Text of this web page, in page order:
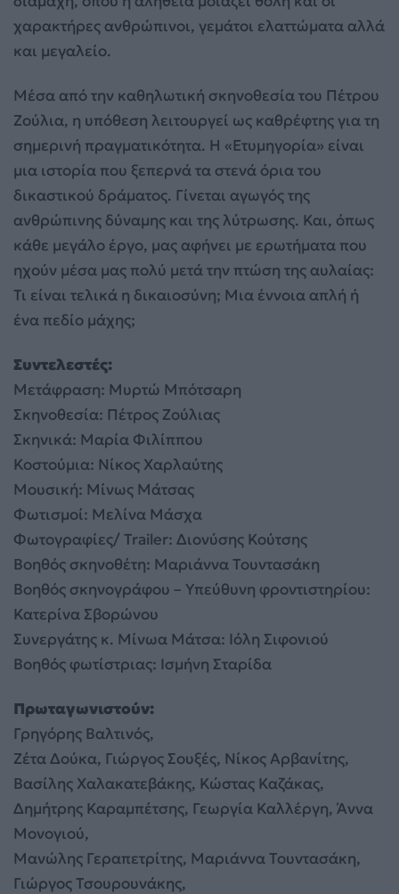
χαρακτήρες ανθρώπινοι, γεμάτοι ελαττώματα αλλά
και μεγαλείο.
Μέσα από την καθηλωτική σκηνοθεσία του Πέτρου
Ζούλια, η υπόθεση λειτουργεί ως καθρέφτης για τη
σημερινή πραγματικότητα. Η «Ετυμηγορία» είναι
μια ιστορία που ξεπερνά τα στενά όρια του
δικαστικού δράματος. Γίνεται αγωγός της
ανθρώπινης δύναμης και της λύτρωσης. Και, όπως
κάθε μεγάλο έργο, μας αφήνει με ερωτήματα που
ηχούν μέσα μας πολύ μετά την πτώση της αυλαίας:
Τι είναι τελικά η δικαιοσύνη; Μια έννοια απλή ή
ένα πεδίο μάχης;
Συντελεστές:
Μετάφραση: Μυρτώ Μπότσαρη
Σκηνοθεσία: Πέτρος Ζούλιας
Σκηνικά: Μαρία Φιλίππου
Κοστούμια: Νίκος Χαρλαύτης
Μουσική: Μίνως Μάτσας
Φωτισμοί: Μελίνα Μάσχα
Φωτογραφίες/ Trailer: Διονύσης Κούτσης
Βοηθός σκηνοθέτη: Μαριάννα Τουντασάκη
Βοηθός σκηνογράφου – Υπεύθυνη φροντιστηρίου:
Κατερίνα Σβορώνου
Συνεργάτης κ. Μίνωα Μάτσα: Ιόλη Σιφονιού
Βοηθός φωτίστριας: Ισμήνη Σταρίδα
Πρωταγωνιστούν:
Γρηγόρης Βαλτινός,
Ζέτα Δούκα, Γιώργος Σουξές, Νίκος Αρβανίτης,
Βασίλης Χαλακατεβάκης, Κώστας Καζάκας,
Δημήτρης Καραμπέτσης, Γεωργία Καλλέργη, Άννα
Μονογιού,
Μανώλης Γεραπετρίτης, Μαριάννα Τουντασάκη,
Γιώργος Τσουρουνάκης,